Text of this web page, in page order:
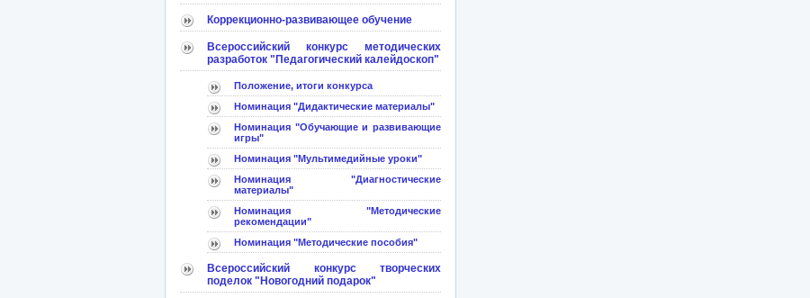
Коррекционно-развивающее обучение
Всероссийский конкурс методических
разработок "Педагогический калейдоскоп"
Положение, итоги конкурса
Номинация "Дидактические материалы"
Номинация "Обучающие и развивающие
игры"
Номинация "Мультимедийные уроки"
Номинация "Диагностические
материалы"
Номинация "Методические
рекомендации"
Номинация "Методические пособия"
Всероссийский конкурс творческих
поделок "Новогодний подарок"